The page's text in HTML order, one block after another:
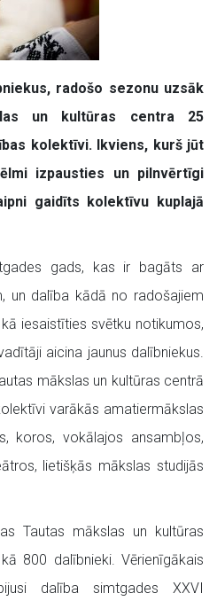
radošo sezonu uzsāk
un kultūras centra 25
kolektīvi. Ikviens, kurš jūt
izpausties un pilnvērtīgi
gaidīts kolektīvu kuplajā
gads, kas ir bagāts ar
un dalība kādā no radošajiem
iesaistīties svētku notikumos,
aicina jaunus dalībniekus.
mākslas un kultūras centrā
varākās amatiermākslas
koros, vokālajos ansambļos,
lietišķās mākslas studijās
Tautas mākslas un kultūras
800 dalībnieki. Vērienīgākais
dalība simtgades XXVI